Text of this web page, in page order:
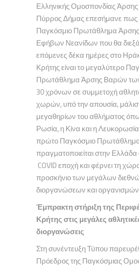
Ελληνικής Ομοσπονδίας
Πύρρος Δήμας επεσήμανε πως
Παγκόσμιο Πρωτάθλημα
Εφήβων Νεανίδων που θα
επόμενες δέκα ημέρες στο
Κρήτης είναι το μεγαλύτερο
Πρωτάθλημα Άρσης Βαρών των
30 χρόνων σε συμμετοχή
χωρών, υπό την απουσία,
μεγαθηρίων του αθλήματος
Ρωσία, η Κίνα και η
πρώτο Παγκόσμιο
πραγματοποιείται στην
COVID εποχή και φέρνει τη
προσκήνιο των μεγάλων
διοργανώσεων και
Έμπρακτη στήριξη της
Κρήτης στις μεγάλες
διοργανώσεις
Στη συνέντευξη Τύπου
Πρόεδρος της Παγκόσμιας